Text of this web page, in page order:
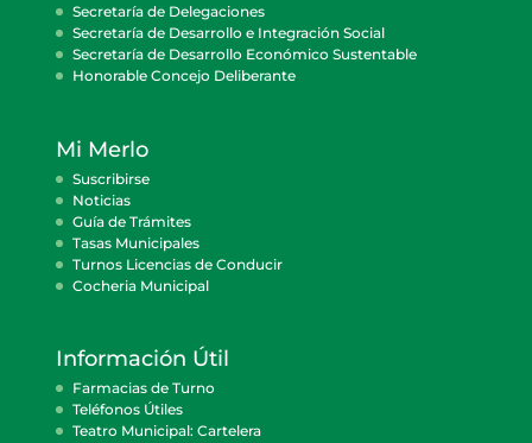
Secretaría de Delegaciones
Secretaría de Desarrollo e Integración Social
Secretaría de Desarrollo Económico Sustentable
Honorable Concejo Deliberante
Mi Merlo
Suscribirse
Noticias
Guía de Trámites
Tasas Municipales
Turnos Licencias de Conducir
Cocheria Municipal
Información Útil
Farmacias de Turno
Teléfonos Útiles
Teatro Municipal: Cartelera